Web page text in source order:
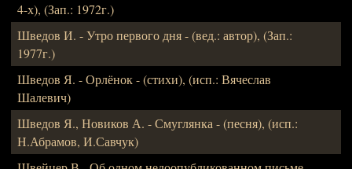
4-х), (Зап.: 1972г.)
Шведов И. - Утро первого дня - (вед.: автор), (Зап.:
1977г.)
Шведов Я. - Орлёнок - (стихи), (исп.: Вячеслав
Шалевич)
Шведов Я., Новиков А. - Смуглянка - (песня), (исп.:
Н.Абрамов, И.Савчук)